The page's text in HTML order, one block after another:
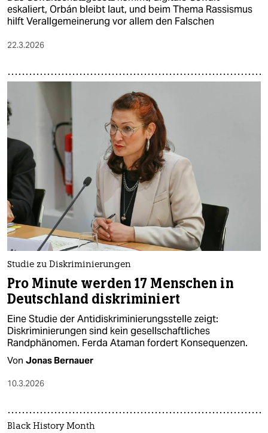
eskaliert, Orbán bleibt laut, und beim Thema Rassismus
hilft Verallgemeinerung vor allem den Falschen
22.3.2026
Studie zu Diskriminierungen
Pro Minute werden 17 Menschen in
Deutschland diskriminiert
Eine Studie der Antidiskriminierungsstelle zeigt:
Diskriminierungen sind kein gesellschaftliches
Randphänomen. Ferda Ataman fordert Konsequenzen.
Von Jonas Bernauer
10.3.2026
Black History Month